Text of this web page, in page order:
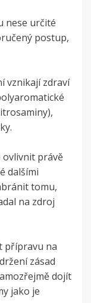
nese určité
postup,
vznikají zdraví
ovlivnit právě
dalšími
tomu,
na zdroj
přípravu na
zásad
dojít
jako je